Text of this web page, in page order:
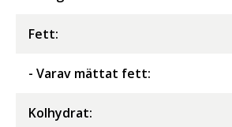
Fett:
- Varav mättat fett:
Kolhydrat: